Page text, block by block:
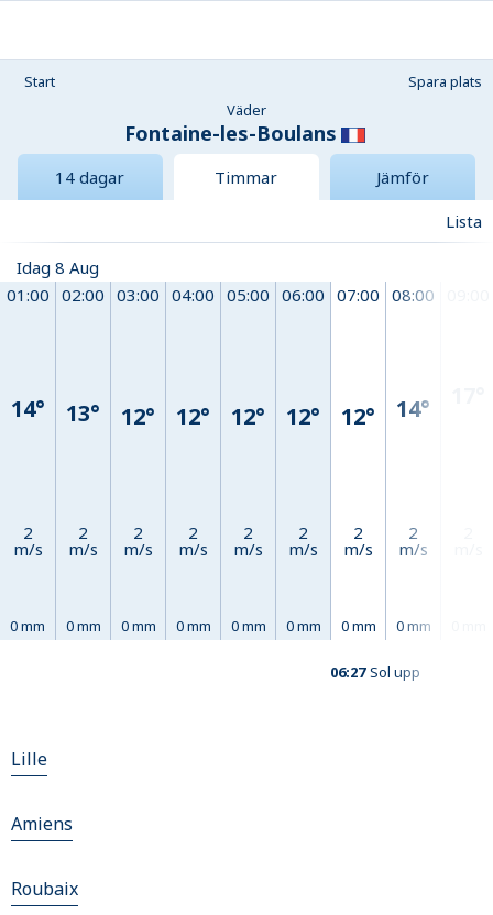
Start
Spara plats
Väder
Fontaine-les-Boulans
14 dagar Timmar
Jämför
Lista
Idag 8 Aug
01:00
14°
2
m/s
0 mm
02:00
13°
2
m/s
0 mm
03:00
12°
2
m/s
0 mm
04:00
12°
2
m/s
0 mm
05:00
12°
2
m/s
0 mm
06:00
12°
2
m/s
0 mm
07:00
12°
2
m/s
0 mm
08:00
14°
2
m/s
0 mm
06:27 Sol upp
Lille
Amiens
Roubaix